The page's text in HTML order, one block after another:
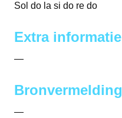
Sol do la si do re do
Extra informatie
—
Bronvermelding
—